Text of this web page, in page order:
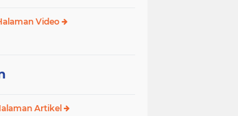
Video
Artikel